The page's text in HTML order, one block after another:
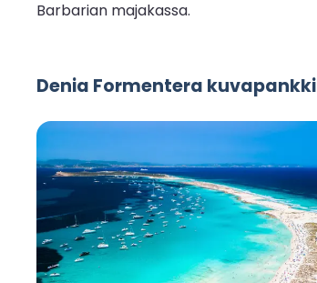
Barbarian majakassa.
Denia Formentera kuvapankki